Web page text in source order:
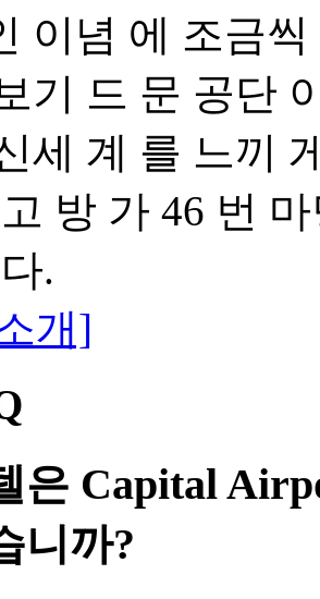
이념 에 조금
기 드 문 공단
세 계 를 느끼
방 가 46 번
.
개]
은 Capital
니까?